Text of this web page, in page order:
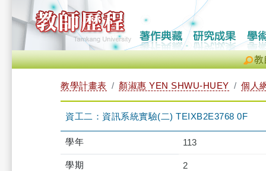
教
教學計畫表 顏淑惠 YEN SHWU-HUEY 個人
資工二：資訊系統實驗(二) TEIXB2E3768 0F
學年 113
學期 2